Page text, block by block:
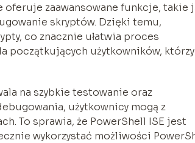
zaawansowane funkcje, takie
skryptów. Dzięki temu,
co znacznie ułatwia proces
początkujących użytkowników, którzy
na szybkie testowanie oraz
użytkownicy mogą z
To sprawia, że PowerShell ISE jest
wykorzystać możliwości